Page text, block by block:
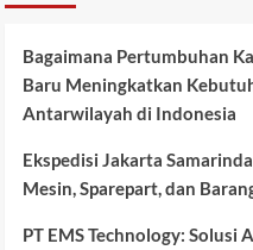
Bagaimana Pertumbuhan
Baru Meningkatkan
Antarwilayah di Indonesia
Ekspedisi Jakarta
Mesin, Sparepart, dan
PT EMS Technology: Solusi